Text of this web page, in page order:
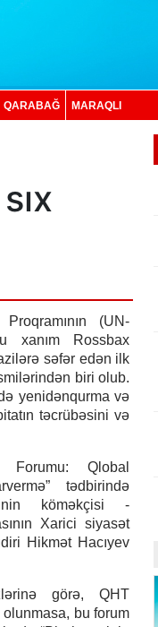
QARABAĞ MARAQLI
(UN-
xanım Rossbax
səfər edən ilk
biri olub.
yenidənqurma və
təcrübəsini və
Qlobal
tədbirində
köməkçisi -
Xarici siyasət
Hikmət Hacıyev
görə, QHT
olunmasa, bu forum